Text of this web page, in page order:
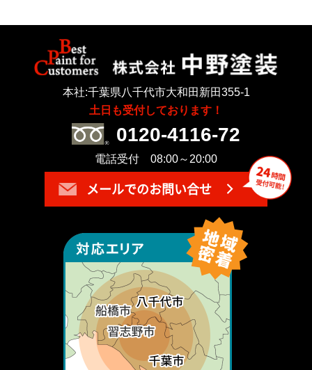
本社:千葉県八千代市大和田新田355-1
土日も受付しております！
0120-4116-72
電話受付 08:00～20:00
メールでのお問い合せ